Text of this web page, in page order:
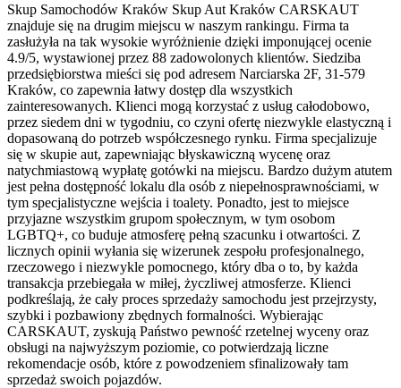
Skup Samochodów Kraków Skup Aut Kraków CARSKAUT
znajduje się na drugim miejscu w naszym rankingu. Firma ta
zasłużyła na tak wysokie wyróżnienie dzięki imponującej ocenie
4.9/5, wystawionej przez 88 zadowolonych klientów. Siedziba
przedsiębiorstwa mieści się pod adresem Narciarska 2F, 31-579
Kraków, co zapewnia łatwy dostęp dla wszystkich
zainteresowanych. Klienci mogą korzystać z usług całodobowo,
przez siedem dni w tygodniu, co czyni ofertę niezwykle elastyczną i
dopasowaną do potrzeb współczesnego rynku. Firma specjalizuje
się w skupie aut, zapewniając błyskawiczną wycenę oraz
natychmiastową wypłatę gotówki na miejscu. Bardzo dużym atutem
jest pełna dostępność lokalu dla osób z niepełnosprawnościami, w
tym specjalistyczne wejścia i toalety. Ponadto, jest to miejsce
przyjazne wszystkim grupom społecznym, w tym osobom
LGBTQ+, co buduje atmosferę pełną szacunku i otwartości. Z
licznych opinii wyłania się wizerunek zespołu profesjonalnego,
rzeczowego i niezwykle pomocnego, który dba o to, by każda
transakcja przebiegała w miłej, życzliwej atmosferze. Klienci
podkreślają, że cały proces sprzedaży samochodu jest przejrzysty,
szybki i pozbawiony zbędnych formalności. Wybierając
CARSKAUT, zyskują Państwo pewność rzetelnej wyceny oraz
obsługi na najwyższym poziomie, co potwierdzają liczne
rekomendacje osób, które z powodzeniem sfinalizowały tam
sprzedaż swoich pojazdów.